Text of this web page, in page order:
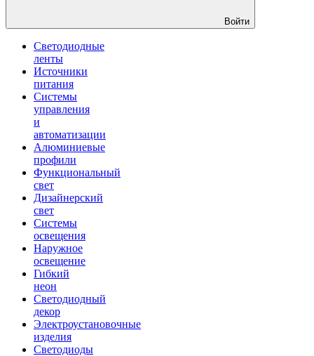
Войти
Светодиодные
ленты
Источники
питания
Системы
управления
и
автоматизации
Алюминиевые
профили
Функциональный
свет
Дизайнерский
свет
Системы
освещения
Наружное
освещение
Гибкий
неон
Светодиодный
декор
Электроустановочные
изделия
Светодиоды